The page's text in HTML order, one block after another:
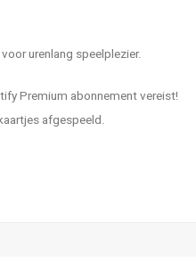
urenlang speelplezier.
Premium abonnement vereist!
afgespeeld.